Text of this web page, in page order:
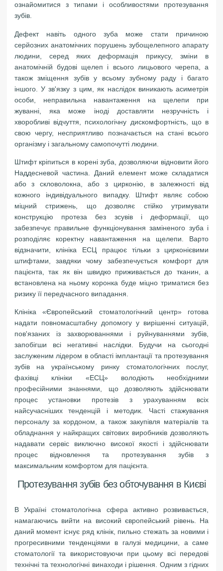
ознайомитися з типами і особливостями протезування
зубів.
Дефект навіть одного зуба може стати причиною
серйозних анатомічних порушень зубощелепного апарату
людини, серед яких деформація прикусу, зміни в
анатомічній будові щелеп і всього лицьового черепа, а
також зміщення зубів у всьому зубному раду і багато
іншого. У зв'язку з цим, як наслідок виникають асиметрія
особи, неправильна навантаження на щелепи при
жуванні, яка може іноді доставляти незручність і
хворобливі відчуття, психологічну дискомфортність, що в
свою чергу, несприятливо позначається на стані всього
організму і загальному самопочутті людини.
Штифт кріпиться в корені зуба, дозволяючи відновити його
Наддесневой частина. Даний елемент може складатися
або з скловолокна, або з цирконію, в залежності від
кожного індивідуального випадку. Штифт являє собою
міцний стрижень, що дозволяє стійко утримувати
конструкцію протеза без зсувів і деформації, що
забезпечує правильне функціонування заміненого зуба і
розподіляє коректну навантаження на щелепи. Варто
відзначити, клініка ЕСЦ працює тільки з цирконієвими
штифтами, завдяки чому забезпечується комфорт для
пацієнта, так як він швидко приживається до тканин, а
встановлена ​​на ньому коронка буде міцно триматися без
ризику її передчасного випадання.
Клініка «Європейський стоматологічний центр» готова
надати повномасштабну допомогу у вирішенні ситуацій,
пов'язаних із захворюваннями і руйнуваннями зубів,
запобігши всі негативні наслідки. Будучи на сьогодні
заслуженим лідером в області імплантації та протезування
зубів на українському ринку стоматологічних послуг,
фахівці клініки «ЕСЦ» володіють необхідними
професійними знаннями, що дозволяють здійснювати
процес установки протезів з урахуванням всіх
найсучасніших тенденцій і методик. Часті стажування
персоналу за кордоном, а також закупівля матеріалів та
обладнання у найкращих світових виробників дозволяють
надавати сервіс виключно високої якості і здійснювати
процес відновлення та протезування зубів з
максимальним комфортом для пацієнта.
Протезування зубів без обточування в Києві
В Україні стоматологічна сфера активно розвивається,
намагаючись вийти на високий європейський рівень. На
даний момент існує ряд клінік, пильно стежать за новими і
прогресивними тенденціями в галузі медицини, а саме
стоматології та використовуючи при цьому всі передові
технічні та технологічні винаходи і рішення. Одним з гідних